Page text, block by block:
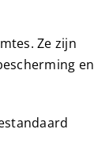
Ze zijn
en